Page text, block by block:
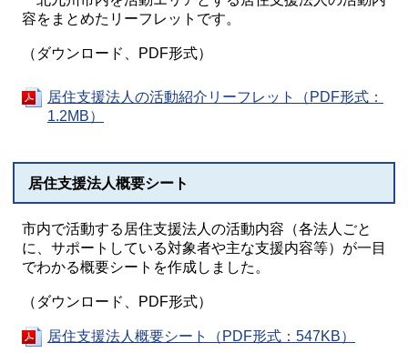
容をまとめたリーフレットです。
（ダウンロード、PDF形式）
居住支援法人の活動紹介リーフレット（PDF形式：
1.2MB）
居住支援法人概要シート
市内で活動する居住支援法人の活動内容（各法人ごと
に、サポートしている対象者や主な支援内容等）が一目
でわかる概要シートを作成しました。
（ダウンロード、PDF形式）
居住支援法人概要シート（PDF形式：547KB）